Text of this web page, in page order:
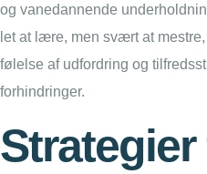
og vanedannende
let at lære, men svært at
følelse af udfordring og
forhindringer.